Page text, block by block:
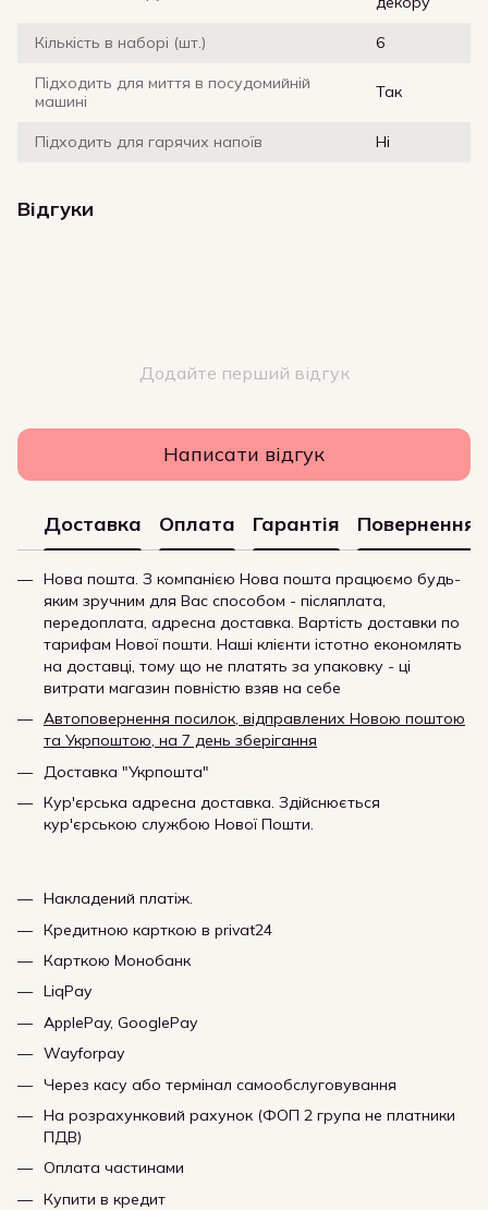
Кількість в наборі (шт.) 6
Підходить для миття в посудомийній
машині
Так
Підходить для гарячих напоїв Ні
Відгуки
Додайте перший відгук
Написати відгук
Доставка Оплата Гарантія Повернення
Нова пошта. З компанією Нова пошта працюємо будь-
яким зручним для Вас способом - післяплата,
передоплата, адресна доставка. Вартість доставки по
тарифам Нової пошти. Наші клієнти істотно економлять
на доставці, тому що не платять за упаковку - ці
витрати магазин повністю взяв на себе
Автоповернення посилок, відправлених Новою поштою
та Укрпоштою, на 7 день зберігання
Доставка "Укрпошта"
Кур'єрська адресна доставка. Здійснюється
кур'єрською службою Нової Пошти.
Накладений платіж.
Кредитною карткою в privat24
Карткою Монобанк
LiqPay
ApplePay, GooglePay
Wayforpay
Через касу або термінал самообслуговування
На розрахунковий рахунок (ФОП 2 група не платники
ПДВ)
Оплата частинами
Купити в кредит